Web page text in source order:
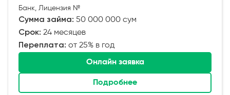
Банк, Лицензия №
Сумма займа: 50 000 000 сум
Срок: 24 месяцев
Переплата: от 25% в год
Онлайн заявка
Подробнее